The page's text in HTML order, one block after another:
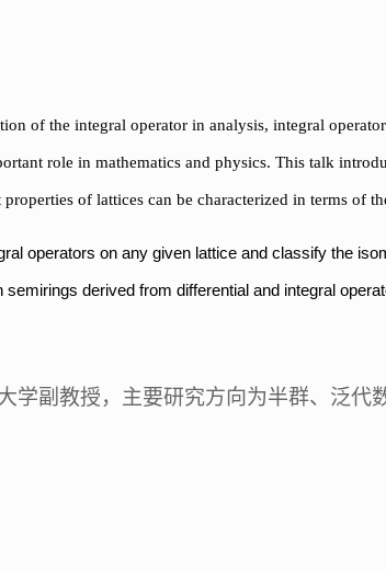
of the integral operator in analysis, integral
role in mathematics and physics. This talk int
of lattices can be characterized in terms of
operators on any given lattice and classify the
derived from differential and integral
学副教授，主要研究方向为半群、泛代